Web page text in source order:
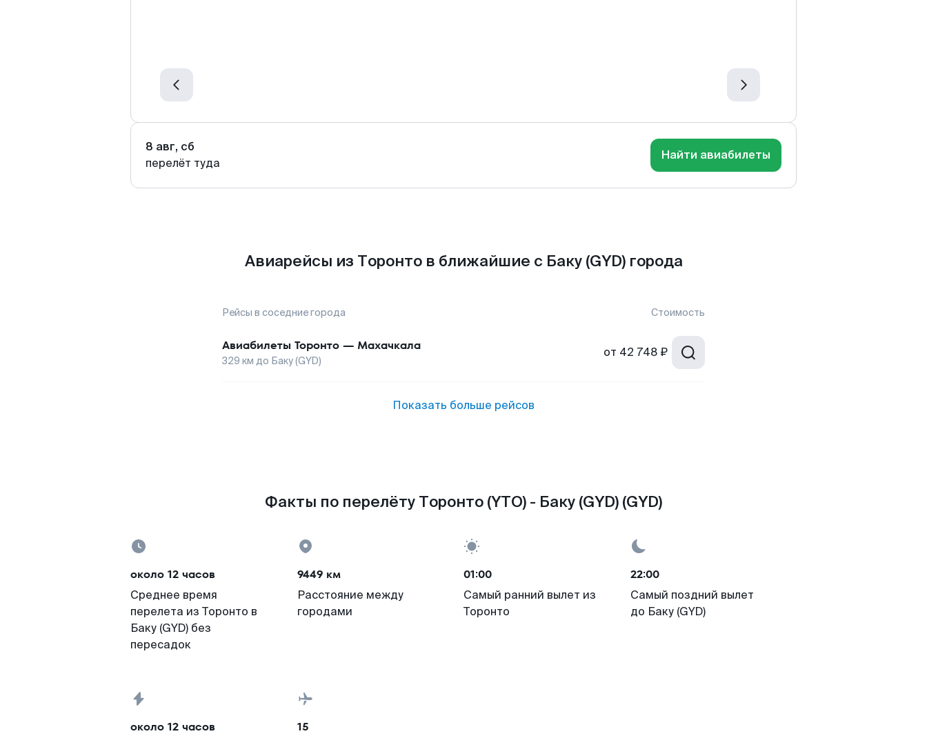
8 авг, сб
перелёт туда
Найти авиабилеты
Авиарейсы из Торонто в ближайшие с Баку (GYD) города
Рейсы в соседние города Стоимость
Авиабилеты Торонто — Махачкала
329 км до Баку (GYD)
от 42 748 ₽
Показать больше рейсов
Факты по перелёту Торонто (YTO) - Баку (GYD) (GYD)
около 12 часов
Среднее время
перелета из Торонто в
Баку (GYD) без
пересадок
9449 км
Расстояние между
городами
01:00
Самый ранний вылет из
Торонто
22:00
Самый поздний вылет
до Баку (GYD)
около 12 часов 15